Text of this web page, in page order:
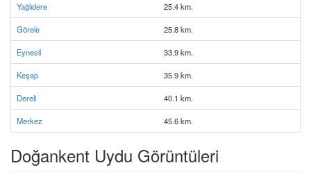
Yağlıdere 25.4 km.
Görele 25.8 km.
Eynesil 33.9 km.
Keşap 35.9 km.
Dereli 40.1 km.
Merkez 45.6 km.
Doğankent Uydu Görüntüleri